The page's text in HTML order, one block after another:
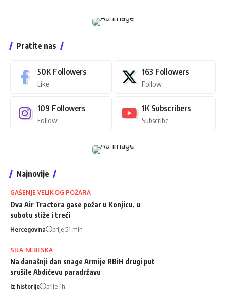
Pratite nas
50K Followers
Like
163 Followers
Follow
109 Followers
Follow
1K Subscribers
Subscribe
Najnovije
GAŠENJE VELIKOG POŽARA
Dva Air Tractora gase požar u Konjicu, u
subotu stiže i treći
Hercegovina prije 51 min
SILA NEBESKA
Na današnji dan snage Armije RBiH drugi put
srušile Abdićevu paradržavu
Iz historije prije 1h